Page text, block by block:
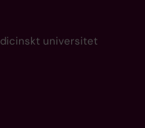
universitet